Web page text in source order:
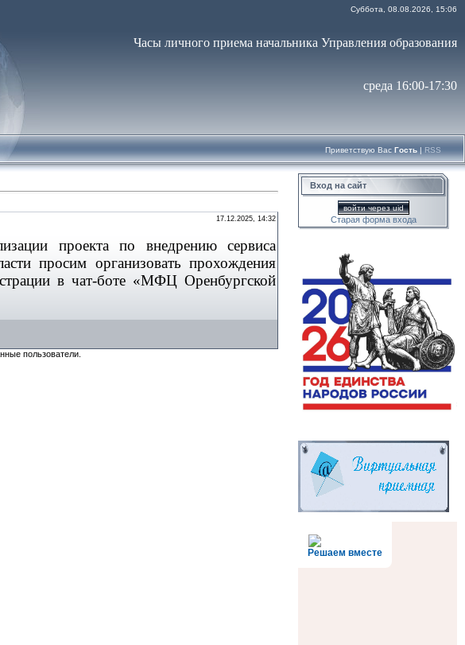
Суббота, 08.08.2026, 15:06
Часы личного приема начальника Управления образования
среда 16:00-17:30
Приветствую Вас Гость | RSS
17.12.2025, 14:32
проекта по внедрению сервиса
просим организовать прохождения
в чат-боте «МФЦ Оренбургской
пользователи.
Вход на сайт
войти через uid
Старая форма входа
Решаем вместе